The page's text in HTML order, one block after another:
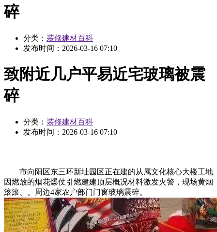
碎
分类： 装修建材百科
发布时间： 2026-03-16 07:10
致附近几户平易近宅玻璃被震
碎
分类： 装修建材百科
发布时间： 2026-03-16 07:10
市向阳区东三环新址园区正在建的从属文化核心大楼工地
因燃放的烟花爆仗引燃建建顶层概况材料激发火警，现场黄烟
滚滚、。周边4家农户部门门窗玻璃震碎。